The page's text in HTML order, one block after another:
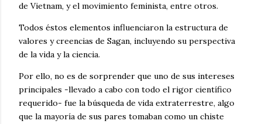
de Vietnam, y el movimiento feminista, entre otros.
Todos éstos elementos influenciaron la estructura de
valores y creencias de Sagan, incluyendo su perspectiva
de la vida y la ciencia.
Por ello, no es de sorprender que uno de sus intereses
principales -llevado a cabo con todo el rigor científico
requerido- fue la búsqueda de vida extraterrestre, algo
que la mayoría de sus pares tomaban como un chiste